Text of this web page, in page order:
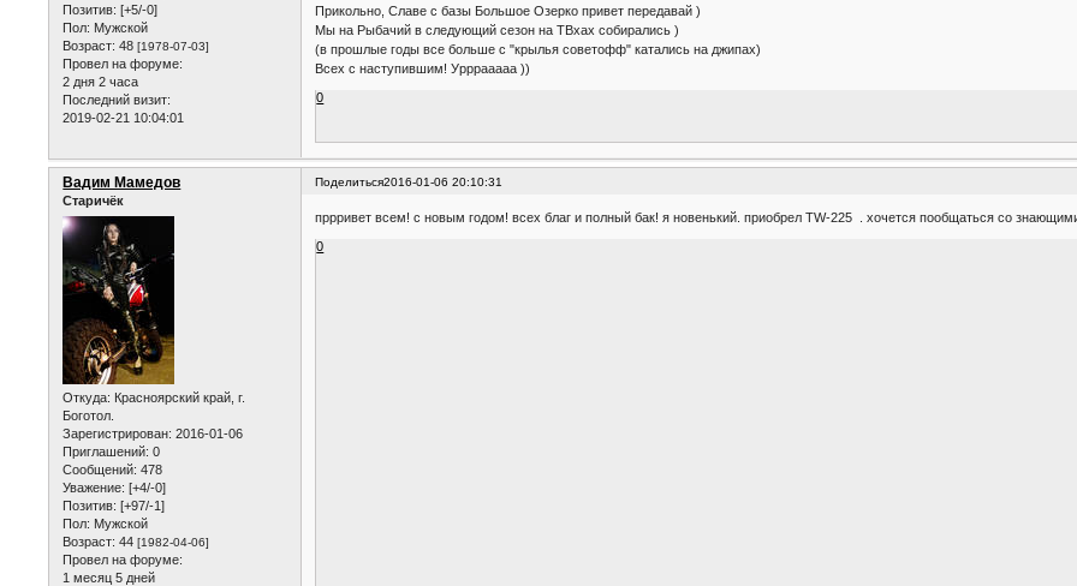
Позитив: [+5/-0]
Пол: Мужской
Возраст: 48[1978-07-03]
Провел на форуме:
2 дня 2 часа
Последний визит:
2019-02-21 10:04:01
Прикольно, Славе с базы Большое Озерко привет передавай )
Мы на Рыбачий в следующий сезон на ТВхах собирались )
(в прошлые годы все больше с "крылья советофф" катались на джипах)
Всех с наступившим! Урррааааа ))
0
Поделиться2016-01-06 20:10:31
Вадим Мамедов
Старичёк
Откуда: Красноярский край, г.
Боготол.
Зарегистрирован: 2016-01-06
Приглашений: 0
Сообщений: 478
Уважение: [+4/-0]
Позитив: [+97/-1]
Пол: Мужской
Возраст: 44[1982-04-06]
Провел на форуме:
1 месяц 5 дней
пррривет всем! с новым годом! всех благ и полный бак! я новенький. приобрел TW-225 . хочется пообщаться со
0